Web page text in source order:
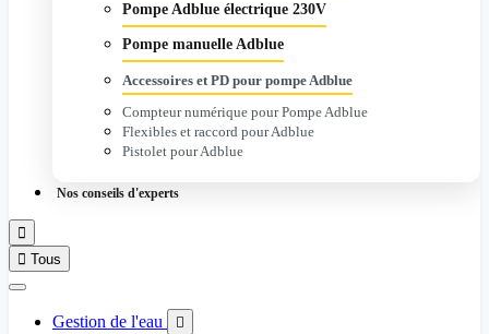
Pompe Adblue électrique 230V
Pompe manuelle Adblue
Accessoires et PD pour pompe Adblue
Compteur numérique pour Pompe Adblue
Flexibles et raccord pour Adblue
Pistolet pour Adblue
Nos conseils d'experts

 Tous
Gestion de l'eau 